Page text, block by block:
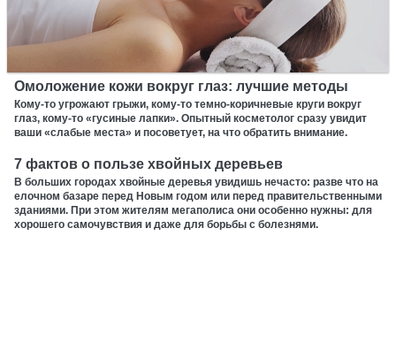
Омоложение кожи вокруг глаз: лучшие методы
Кому-то угрожают грыжи, кому-то темно-коричневые круги вокруг
глаз, кому-то «гусиные лапки». Опытный косметолог сразу увидит
ваши «слабые места» и посоветует, на что обратить внимание.
7 фактов о пользе хвойных деревьев
В больших городах хвойные деревья увидишь нечасто: разве что на
елочном базаре перед Новым годом или перед правительственными
зданиями. При этом жителям мегаполиса они особенно нужны: для
хорошего самочувствия и даже для борьбы с болезнями.